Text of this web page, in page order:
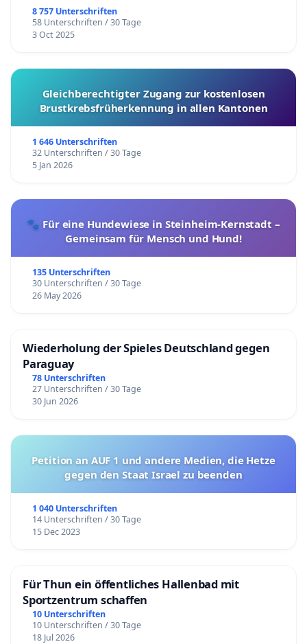
8 757 Unterschriften
58 Unterschriften / 30 Tage
3 Oct 2025
Gleichberechtigter Zugang zur kostenlosen
Brustkrebsfrüherkennung in allen Kantonen
1 646 Unterschriften
32 Unterschriften / 30 Tage
5 Jan 2026
🐾 Für eine Hundewiese in Steinheim-Kernstadt –
Gemeinsam für Mensch und Hund!
135 Unterschriften
30 Unterschriften / 30 Tage
26 May 2026
Wiederholung der Spieles Deutschland gegen
Paraguay
78 Unterschriften
27 Unterschriften / 30 Tage
30 Jun 2026
Petition an AUF 1 und andere Medien, die Hetze
gegen den Staat Israel zu beenden
1 040 Unterschriften
14 Unterschriften / 30 Tage
15 Dec 2023
Für Thun ein öffentliches Hallenbad mit
Sportzentrum schaffen
10 Unterschriften
10 Unterschriften / 30 Tage
18 Jul 2026